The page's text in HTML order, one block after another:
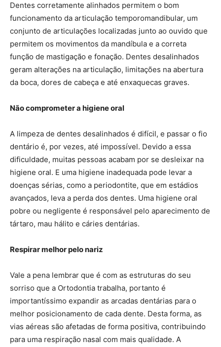
Dentes corretamente alinhados permitem o bom
funcionamento da articulação temporomandibular, um
conjunto de articulações localizadas junto ao ouvido que
permitem os movimentos da mandíbula e a correta
função de mastigação e fonação. Dentes desalinhados
geram alterações na articulação, limitações na abertura
da boca, dores de cabeça e até enxaquecas graves.
Não comprometer a higiene oral
A limpeza de dentes desalinhados é difícil, e passar o fio
dentário é, por vezes, até impossível. Devido a essa
dificuldade, muitas pessoas acabam por se desleixar na
higiene oral. E uma higiene inadequada pode levar a
doenças sérias, como a periodontite, que em estádios
avançados, leva a perda dos dentes. Uma higiene oral
pobre ou negligente é responsável pelo aparecimento de
tártaro, mau hálito e cáries dentárias.
Respirar melhor pelo nariz
Vale a pena lembrar que é com as estruturas do seu
sorriso que a Ortodontia trabalha, portanto é
importantíssimo expandir as arcadas dentárias para o
melhor posicionamento de cada dente. Desta forma, as
vias aéreas são afetadas de forma positiva, contribuindo
para uma respiração nasal com mais qualidade. A